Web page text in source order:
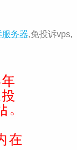
务器,免投诉vps,